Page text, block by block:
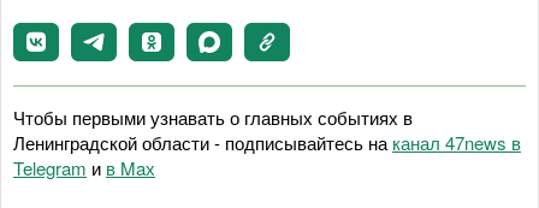
Чтобы первыми узнавать о главных событиях в
Ленинградской области - подписывайтесь на канал 47news в
Telegram и в Maх